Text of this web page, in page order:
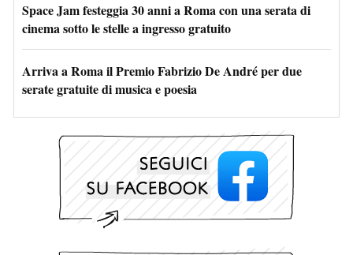
Space Jam festeggia 30 anni a Roma con una serata di
cinema sotto le stelle a ingresso gratuito
Arriva a Roma il Premio Fabrizio De André per due
serate gratuite di musica e poesia